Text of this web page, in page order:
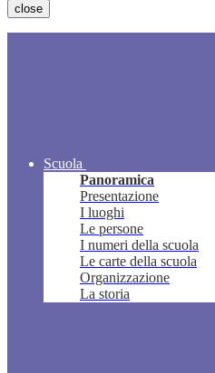
close
Scuola
Panoramica
Presentazione
I luoghi
Le persone
I numeri della scuola
Le carte della scuola
Organizzazione
La storia